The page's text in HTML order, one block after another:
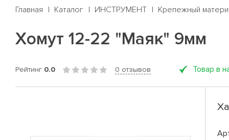
Главная Каталог ИНСТРУМЕНТ Крепежный
Хомут 12-22 "Маяк" 9мм
Рейтинг 0.0 0 отзывов Товар в